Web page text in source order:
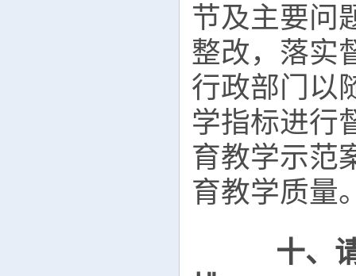
节及主要问
整改，落实
行政部门以
学指标进行
育教学示范
育教学质量
十、